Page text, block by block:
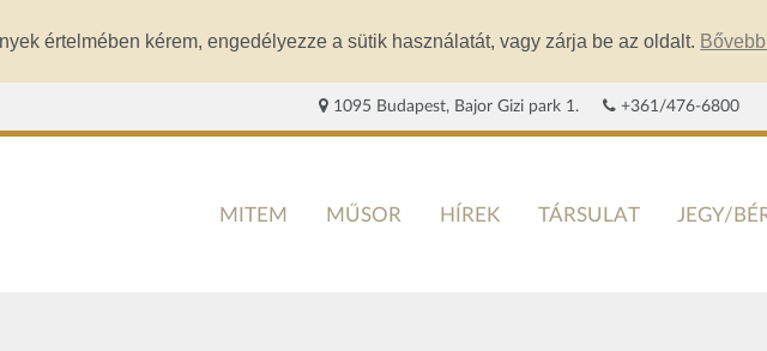
értelmében kérem, engedélyezze a sütik használatát, vagy zárja be az oldalt.
1095 Budapest, Bajor Gizi park 1. +361/476-6800
MITEM MŰSOR HÍREK TÁRSULAT JEGY/